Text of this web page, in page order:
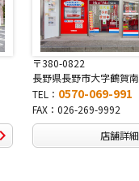
〒381-2243
長野県長野市稲里1-5-25
TEL： 0570-067-878
FAX：026-286-7888
店舗詳細